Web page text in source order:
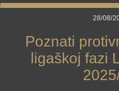
28/08/
Poznati
ligaškoj fazi